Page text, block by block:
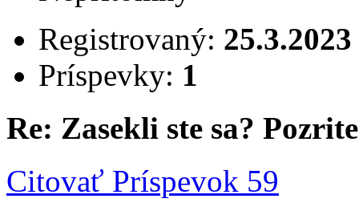
Registrovaný: 25.3.2023
Príspevky: 1
Re: Zasekli ste sa?
Citovať Príspevok 59